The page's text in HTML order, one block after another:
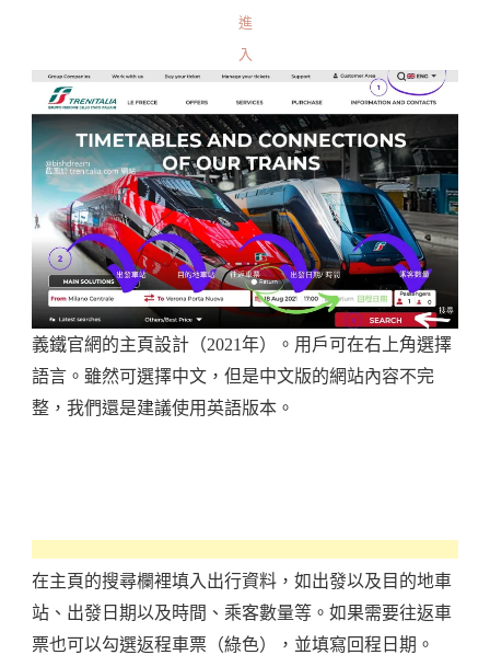
進
入
義鐵官網的主頁設計（2021年）。用戶可在右上角選擇
語言。雖然可選擇中文，但是中文版的網站內容不完
整，我們還是建議使用英語版本。
在主頁的搜尋欄裡填入出行資料，如出發以及目的地車
站、出發日期以及時間、乘客數量等。如果需要往返車
票也可以勾選返程車票（綠色），並填寫回程日期。